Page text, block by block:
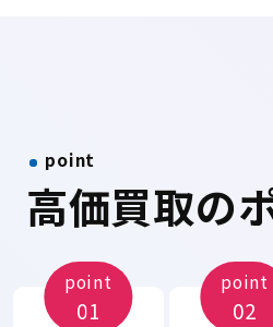
point
高価買取の
point
01
point
02